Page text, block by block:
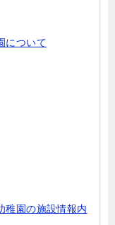
について
稚園の施設情報内